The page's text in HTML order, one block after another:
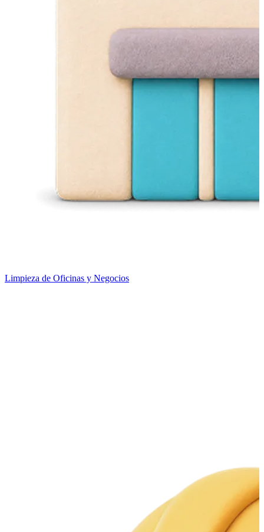
Limpieza de Oficinas y Negocios